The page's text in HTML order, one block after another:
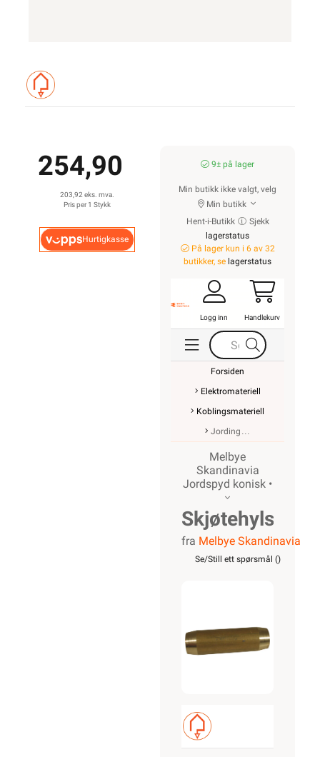
254,90
203,92 eks. mva.
Pris per 1 Stykk
Hurtigkasse
9± på lager
Min butikk ikke valgt, velg
Min butikk
Hent-i-Butikk
Sjekk
lagerstatus
På lager kun i 6 av 32
butikker, se lagerstatus
Logg inn Handlekurv
Forsiden
Elektromateriell
Koblingsmateriell
Jording
Melbye
Skandinavia
Jordspyd konisk •
Skjøtehylse
14,2
fra Melbye Skandinavia
Se/Still ett spørsmål ()